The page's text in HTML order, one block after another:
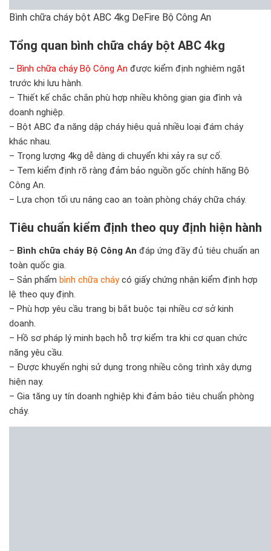
Bình chữa cháy bột ABC 4kg DeFire Bộ Công An
Tổng quan bình chữa cháy bột ABC 4kg
– Bình chữa cháy Bộ Công An được kiểm định nghiêm ngặt
trước khi lưu hành.
– Thiết kế chắc chắn phù hợp nhiều không gian gia đình và
doanh nghiệp.
– Bột ABC đa năng dập cháy hiệu quả nhiều loại đám cháy
khác nhau.
– Trọng lượng 4kg dễ dàng di chuyển khi xảy ra sự cố.
– Tem kiểm định rõ ràng đảm bảo nguồn gốc chính hãng Bộ
Công An.
– Lựa chọn tối ưu nâng cao an toàn phòng cháy chữa cháy.
Tiêu chuẩn kiểm định theo quy định hiện hành
– Bình chữa cháy Bộ Công An đáp ứng đầy đủ tiêu chuẩn an
toàn quốc gia.
– Sản phẩm bình chữa cháycó giấy chứng nhận kiểm định hợp
lệ theo quy định.
– Phù hợp yêu cầu trang bị bắt buộc tại nhiều cơ sở kinh
doanh.
– Hồ sơ pháp lý minh bạch hỗ trợ kiểm tra khi cơ quan chức
năng yêu cầu.
– Được khuyến nghị sử dụng trong nhiều công trình xây dựng
hiện nay.
– Gia tăng uy tín doanh nghiệp khi đảm bảo tiêu chuẩn phòng
cháy.